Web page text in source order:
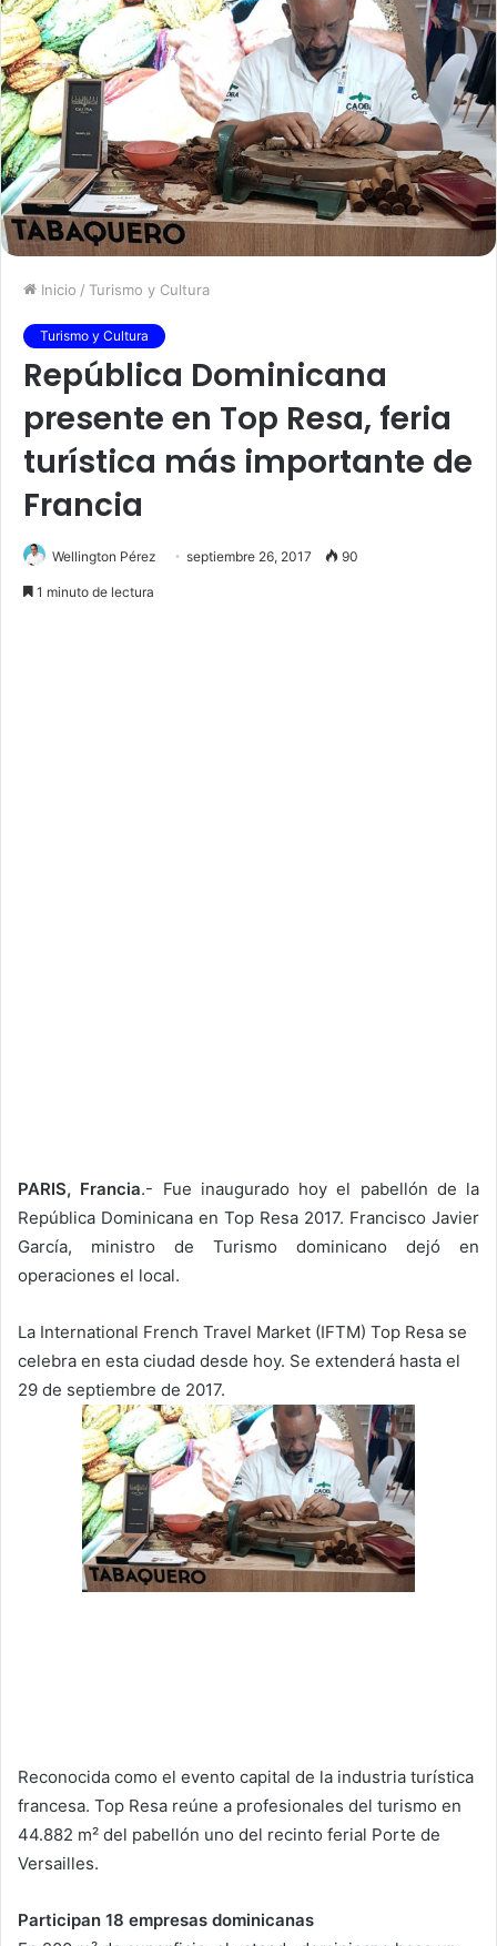
Inicio / Turismo y Cultura
Turismo y Cultura
República Dominicana
presente en Top Resa, feria
turística más importante de
Francia
Wellington Pérez septiembre 26, 2017 90
1 minuto de lectura
PARIS, Francia.- Fue inaugurado hoy el pabellón de la
República Dominicana en Top Resa 2017. Francisco Javier
García, ministro de Turismo dominicano dejó en
operaciones el local.
La International French Travel Market (IFTM) Top Resa se
celebra en esta ciudad desde hoy. Se extenderá hasta el
29 de septiembre de 2017.
Reconocida como el evento capital de la industria turística
francesa. Top Resa reúne a profesionales del turismo en
44.882 m² del pabellón uno del recinto ferial Porte de
Versailles.
Participan 18 empresas dominicanas